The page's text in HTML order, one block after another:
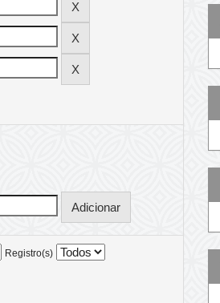
Registro(s)